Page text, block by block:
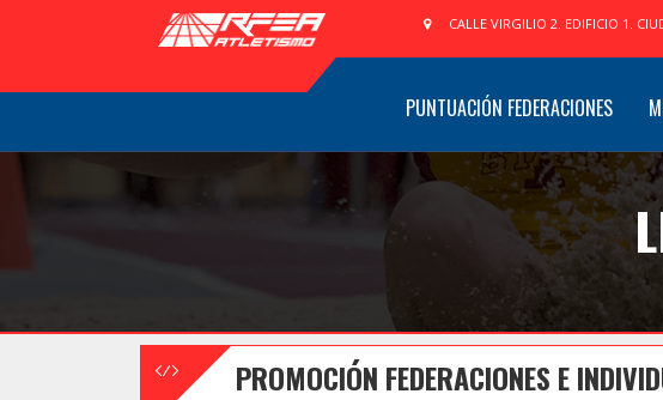
CALLE VIRGILIO 2. EDIFICIO 1.
PUNTUACIÓN FEDERACIONES
PROMOCIÓN FEDERACIONES E